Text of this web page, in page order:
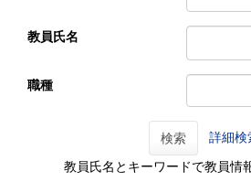
教員氏名
職種
検索 詳細検
教員氏名とキーワードで教員情